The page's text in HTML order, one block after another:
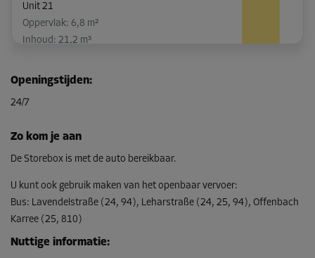
Unit 21
Oppervlak: 6,8 m²
Inhoud: 21,2 m³
-10%
235,00 EUR/maand
211,49 EUR/maand
Unit 38
Oppervlak: 7 m²
Inhoud: 21,8 m³
Openingstijden:
24/7
Zo kom je aan
De Storebox is met de auto bereikbaar.
U kunt ook gebruik maken van het openbaar vervoer:
Bus: Lavendelstraße (24, 94), Leharstraße (24, 25, 94), Offenbach
Karree (25, 810)
Nuttige informatie: